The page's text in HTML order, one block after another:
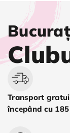
Transport
începând cu